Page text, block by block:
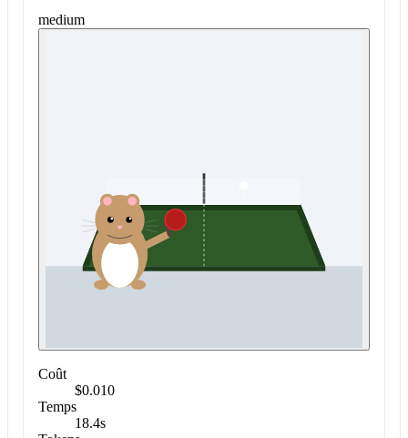
medium
Coût
$0.010
Temps
18.4s